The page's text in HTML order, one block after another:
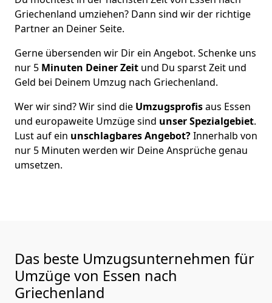
Griechenland umziehen? Dann sind wir der richtige
Partner an Deiner Seite.
Gerne übersenden wir Dir ein Angebot. Schenke uns
nur 5 Minuten Deiner Zeit und Du sparst Zeit und
Geld bei Deinem Umzug nach Griechenland.
Wer wir sind? Wir sind die Umzugsprofisaus Essen
und europaweite Umzüge sind unser Spezialgebiet.
Lust auf ein unschlagbares Angebot?Innerhalb von
nur 5 Minuten werden wir Deine Ansprüche genau
umsetzen.
Das beste Umzugsunternehmen für
Umzüge von Essen nach
Griechenland